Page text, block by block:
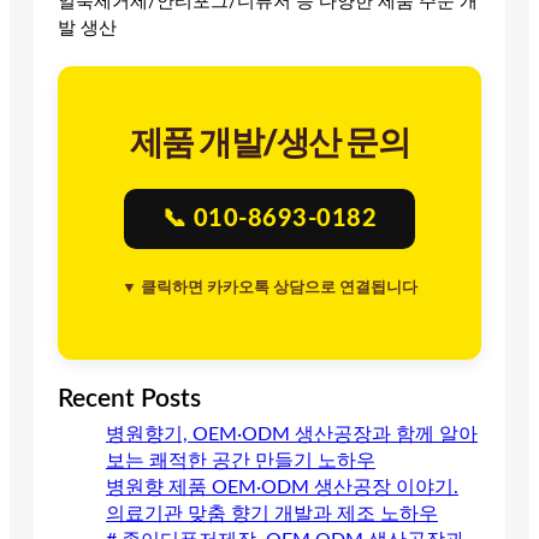
발 생산
제품 개발/생산 문의
📞 010-8693-0182
▼ 클릭하면 카카오톡 상담으로 연결됩니다
Recent Posts
병원향기, OEM·ODM 생산공장과 함께 알아
보는 쾌적한 공간 만들기 노하우
병원향 제품 OEM·ODM 생산공장 이야기.
의료기관 맞춤 향기 개발과 제조 노하우